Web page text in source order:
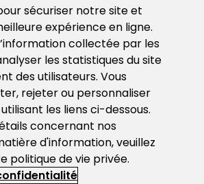
sécuriser notre site et
expérience en ligne.
collectée par les
les statistiques du site
des utilisateurs. Vous
rejeter ou personnaliser
les liens ci-dessous.
concernant nos
d'information, veuillez
politique de vie privée.